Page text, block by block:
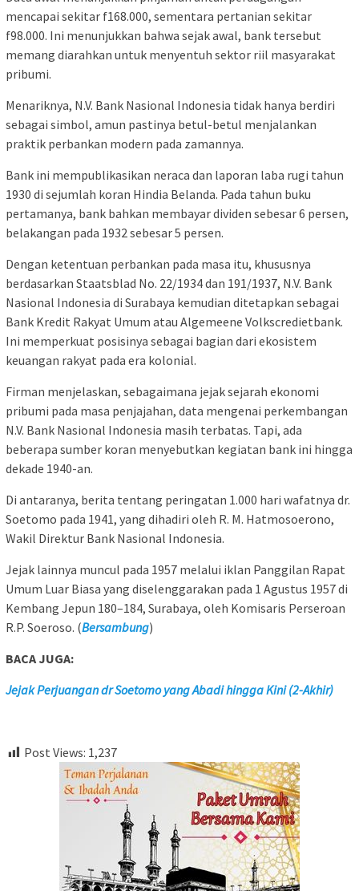
mencapai sekitar f168.000, sementara pertanian sekitar
f98.000. Ini menunjukkan bahwa sejak awal, bank tersebut
memang diarahkan untuk menyentuh sektor riil masyarakat
pribumi.
Menariknya, N.V. Bank Nasional Indonesia tidak hanya berdiri
sebagai simbol, amun pastinya betul-betul menjalankan
praktik perbankan modern pada zamannya.
Bank ini mempublikasikan neraca dan laporan laba rugi tahun
1930 di sejumlah koran Hindia Belanda. Pada tahun buku
pertamanya, bank bahkan membayar dividen sebesar 6 persen,
belakangan pada 1932 sebesar 5 persen.
Dengan ketentuan perbankan pada masa itu, khususnya
berdasarkan Staatsblad No. 22/1934 dan 191/1937, N.V. Bank
Nasional Indonesia di Surabaya kemudian ditetapkan sebagai
Bank Kredit Rakyat Umum atau Algemeene Volkscredietbank.
Ini memperkuat posisinya sebagai bagian dari ekosistem
keuangan rakyat pada era kolonial.
Firman menjelaskan, sebagaimana jejak sejarah ekonomi
pribumi pada masa penjajahan, data mengenai perkembangan
N.V. Bank Nasional Indonesia masih terbatas. Tapi, ada
beberapa sumber koran menyebutkan kegiatan bank ini hingga
dekade 1940-an.
Di antaranya, berita tentang peringatan 1.000 hari wafatnya dr.
Soetomo pada 1941, yang dihadiri oleh R. M. Hatmosoerono,
Wakil Direktur Bank Nasional Indonesia.
Jejak lainnya muncul pada 1957 melalui iklan Panggilan Rapat
Umum Luar Biasa yang diselenggarakan pada 1 Agustus 1957 di
Kembang Jepun 180–184, Surabaya, oleh Komisaris Perseroan
R.P. Soeroso. (Bersambung)
BACA JUGA:
Jejak Perjuangan dr Soetomo yang Abadi hingga Kini (2-Akhir)
Post Views: 1,237